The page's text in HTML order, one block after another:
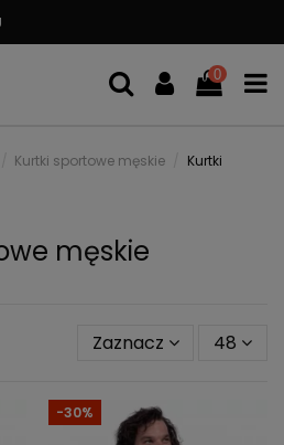
0
Kurtki sportowe męskie
Kurtki
męskie
Zaznacz 48
-30%